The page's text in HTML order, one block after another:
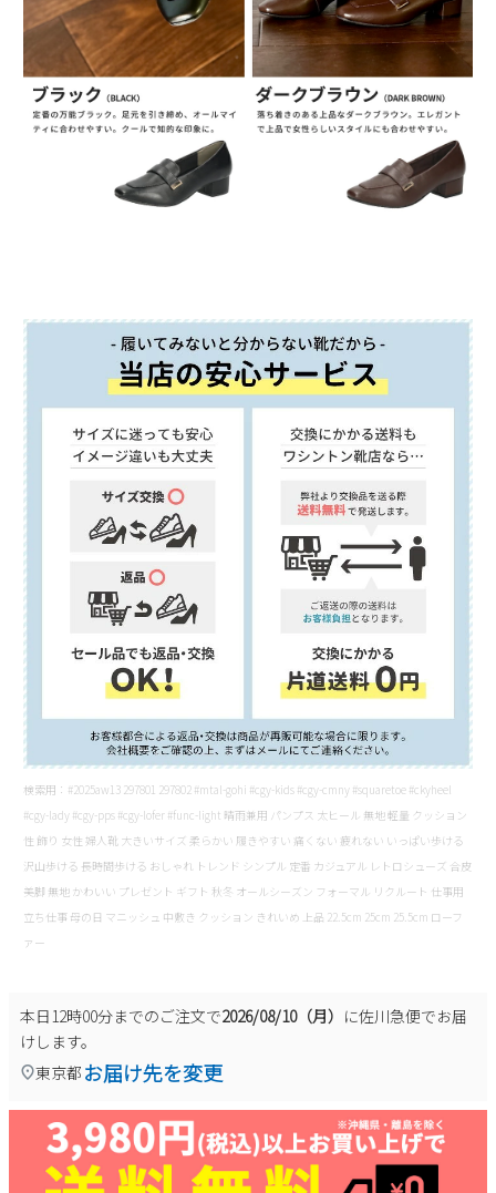
検索用：#2025aw13 297801 297802 #mtal-gohi #cgy-kids #cgy-cmny #squaretoe #ckyheel
#cgy-lady #cgy-pps #cgy-lofer #func-light 晴雨兼用 パンプス 太ヒール 無地 軽量 クッション
性 飾り 女性 婦人靴 大きいサイズ 柔らかい 履きやすい 痛くない 疲れない いっぱい歩ける
沢山歩ける 長時間歩ける おしゃれ トレンド シンプル 定番 カジュアル レトロシューズ 合皮
美脚 無地 かわいい プレゼント ギフト 秋冬 オールシーズン フォーマル リクルート 仕事用
立ち仕事 母の日 マニッシュ 中敷き クッション きれいめ 上品 22.5cm 25cm 25.5cm ローフ
ァー
本日12時00分までのご注文で2026/08/10（月） に佐川急便でお届
けします。
東京都 お届け先を変更